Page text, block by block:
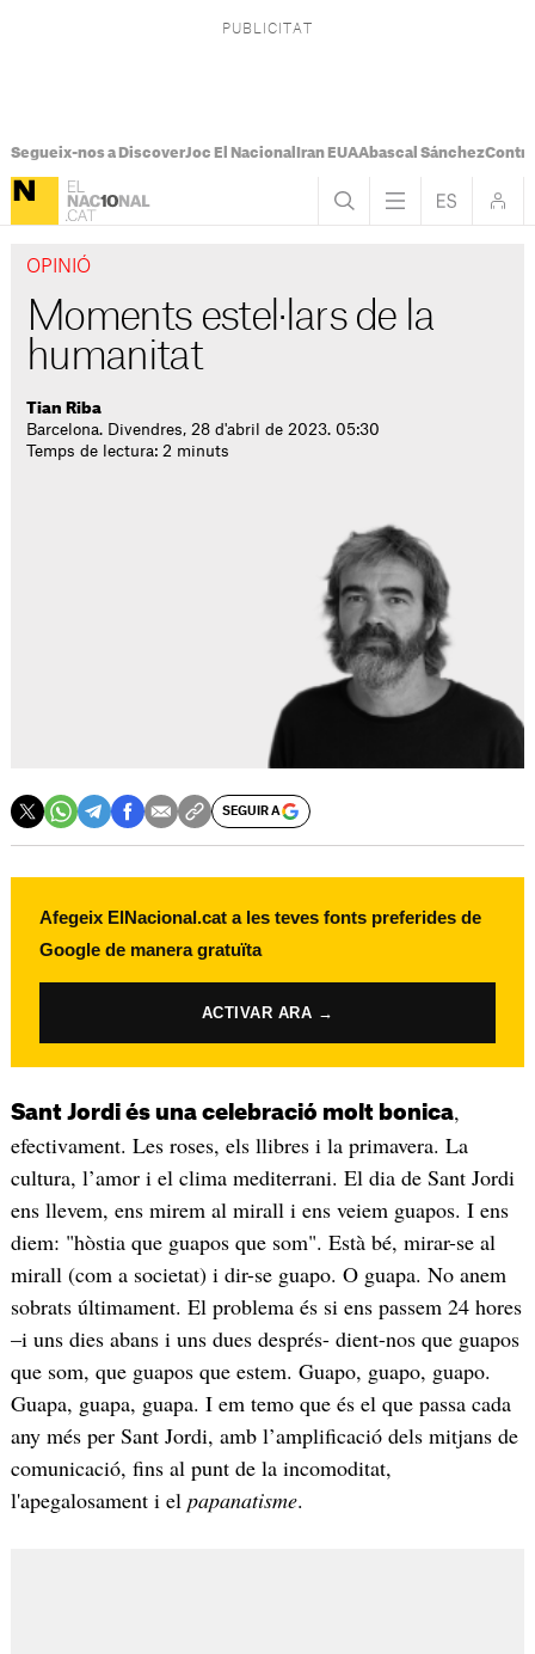
Segueix-nos a DiscoverJoc El Nacional Iran EUAAbascal Sánchez
OPINIÓ
Moments estel·lars de la
humanitat
Tian Riba
Barcelona. Divendres, 28 d'abril de 2023. 05:30
Temps de lectura: 2 minuts
SEGUIR A
Afegeix ElNacional.cat a les teves fonts preferides de
Google de manera gratuïta
ACTIVAR ARA →
Sant Jordi és una celebració molt bonica,
efectivament. Les roses, els llibres i la primavera. La
cultura, l’amor i el clima mediterrani. El dia de Sant Jordi
ens llevem, ens mirem al mirall i ens veiem guapos. I ens
diem: "hòstia que guapos que som". Està bé, mirar-se al
mirall (com a societat) i dir-se guapo. O guapa. No anem
sobrats últimament. El problema és si ens passem 24 hores
–i uns dies abans i uns dues després- dient-nos que guapos
que som, que guapos que estem. Guapo, guapo, guapo.
Guapa, guapa, guapa. I em temo que és el que passa cada
any més per Sant Jordi, amb l’amplificació dels mitjans de
comunicació, fins al punt de la incomoditat,
l'apegalosament i el papanatisme.